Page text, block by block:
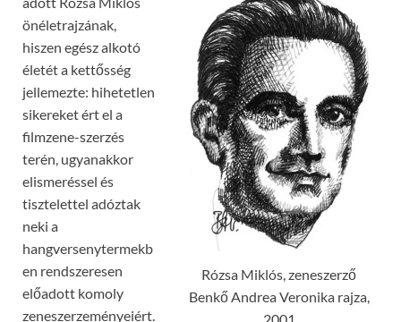
Rózsa Miklós, zeneszerző
Benkő Andrea Veronika rajza,
önéletrajzának,
hiszen egész alkotó
életét a kettősség
jellemezte: hihetetlen
sikereket ért el a
filmzene-szerzés
terén, ugyanakkor
elismeréssel és
tisztelettel adóztak
neki a
hangversenytermekb
en rendszeresen
előadott komoly
zeneszerzeményeiért.